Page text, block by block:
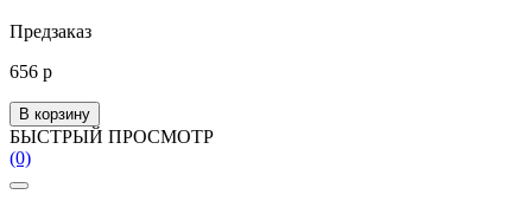
Предзаказ
656 р
В корзину
БЫСТРЫЙ ПРОСМОТР
(0)